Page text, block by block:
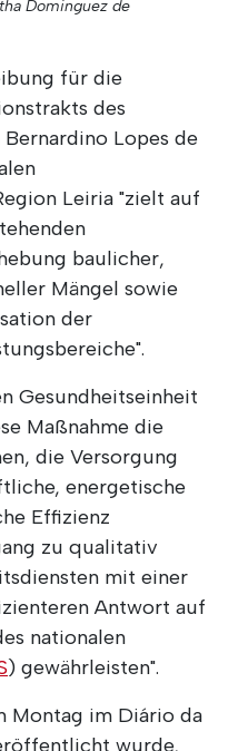
für die
des
Lopes de
Leiria "zielt auf
baulicher,
Mängel sowie
Gesundheitseinheit
Maßnahme die
die Versorgung
energetische
Effizienz
zu qualitativ
mit einer
Antwort auf
) gewährleisten".